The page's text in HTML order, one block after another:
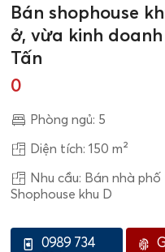
Bán shophouse
ở, vừa kinh
Tấn
0
Phòng ngủ: 5
Diện tích: 150 m²
Nhu cầu: Bán nhà phố
Shophouse khu D
0989 734